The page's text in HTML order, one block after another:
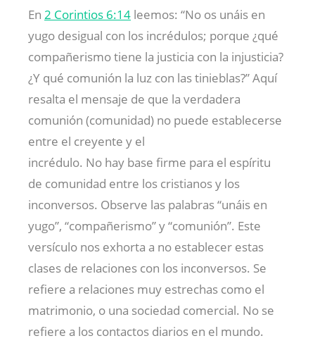
En 2 Corintios 6:14 leemos: “No os unáis en
yugo desigual con los incrédulos; porque ¿qué
compañerismo tiene la justicia con la injusticia?
¿Y qué comunión la luz con las tinieblas?” Aquí
resalta el mensaje de que la verdadera
comunión (comunidad) no puede establecerse
entre el creyente y el
incrédulo. No hay base firme para el espíritu
de comunidad entre los cristianos y los
inconversos. Observe las palabras “unáis en
yugo”, “compañerismo” y “comunión”. Este
versículo nos exhorta a no establecer estas
clases de relaciones con los inconversos. Se
refiere a relaciones muy estrechas como el
matrimonio, o una sociedad comercial. No se
refiere a los contactos diarios en el mundo.